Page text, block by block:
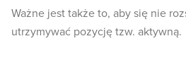
Ważne jest także to, aby się nie
utrzymywać pozycję tzw. aktywną.